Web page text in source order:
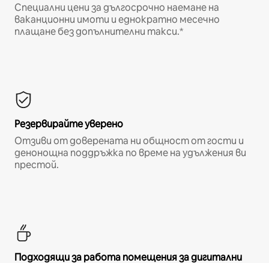
Специални цени за дългосрочно наемане на
ваканционни имоти и еднократно месечно
плащане без допълнителни такси.*
Резервирайте уверено
Отзиви от доверената ни общност от гости и
денонощна поддръжка по време на удължения ви
престой.
Подходящи за работа помещения за дигитални